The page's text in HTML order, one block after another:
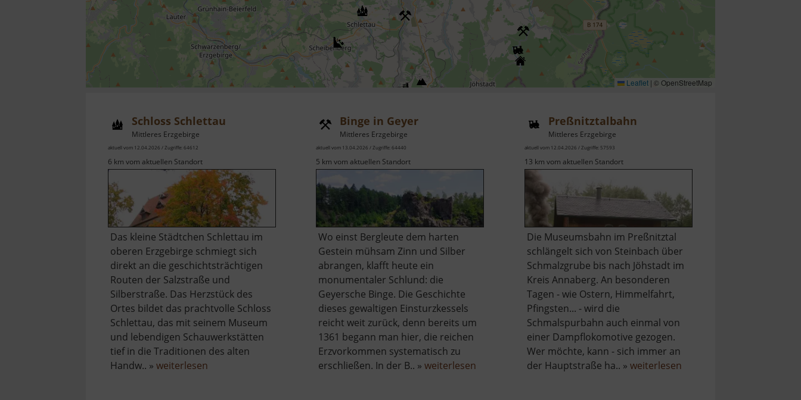
Leaflet | © OpenStreetMap
Schloss Schlettau
Mittleres Erzgebirge
aktuell vom 12.04.2026 / Zugriffe: 64612
6 km vom aktuellen Standort
Das kleine Städtchen Schlettau im
oberen Erzgebirge schmiegt sich
direkt an die geschichtsträchtigen
Routen der Salzstraße und
Silberstraße. Das Herzstück des
Ortes bildet das prachtvolle Schloss
Schlettau, das mit seinem Museum
und lebendigen Schauwerkstätten
tief in die Traditionen des alten
Handw.. » weiterlesen
Binge in Geyer
Mittleres Erzgebirge
aktuell vom 13.04.2026 / Zugriffe: 64440
5 km vom aktuellen Standort
Wo einst Bergleute dem harten
Gestein mühsam Zinn und Silber
abrangen, klafft heute ein
monumentaler Schlund: die
Geyersche Binge. Die Geschichte
dieses gewaltigen Einsturzkessels
reicht weit zurück, denn bereits um
1361 begann man hier, die reichen
Erzvorkommen systematisch zu
erschließen. In der B.. »weiterlesen
Preßnitztalbahn
Mittleres Erzgebirge
aktuell vom 12.04.2026 / Zugriffe: 57593
13 km vom aktuellen Standort
Die Museumsbahn im Preßnitztal
schlängelt sich von Steinbach über
Schmalzgrube bis nach Jöhstadt im
Kreis Annaberg. An besonderen
Tagen - wie Ostern, Himmelfahrt,
Pfingsten... - wird die
Schmalspurbahn auch einmal von
einer Dampflokomotive gezogen.
Wer möchte, kann - sich immer an
der Hauptstraße ha.. » weiterlesenüber